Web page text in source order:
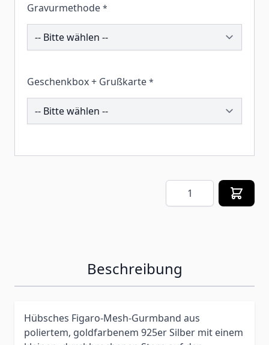
Gravurmethode *
193712
Geschenkbox + Grußkarte *
259283
Menge
Beschreibung
Hübsches Figaro-Mesh-Gurmband aus
poliertem, goldfarbenem 925er Silber mit einem